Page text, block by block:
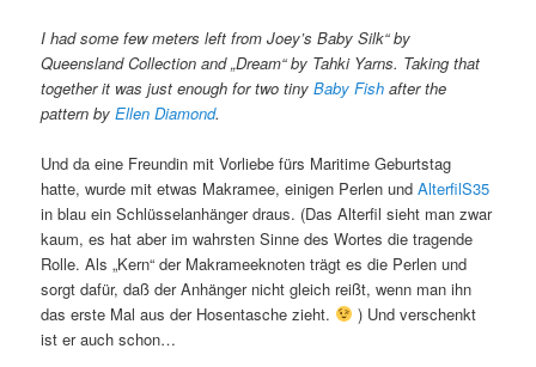
I had some few meters left from Joey’s Baby Silk“ by
Queensland Collection and „Dream“ by Tahki Yarns. Taking that
together it was just enough for two tinyBaby Fish after the
pattern byEllen Diamond.
Und da eine Freundin mit Vorliebe fürs Maritime Geburtstag
hatte, wurde mit etwas Makramee, einigen Perlen undAlterfilS35
in blau ein Schlüsselanhänger draus. (Das Alterfil sieht man zwar
kaum, es hat aber im wahrsten Sinne des Wortes die tragende
Rolle. Als „Kern“ der Makrameeknoten trägt es die Perlen und
sorgt dafür, daß der Anhänger nicht gleich reißt, wenn man ihn
das erste Mal aus der Hosentasche zieht.
) Und verschenkt
ist er auch schon…